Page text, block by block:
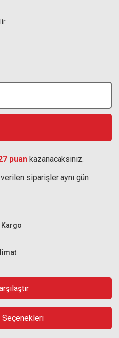
puan kazanacaksınız.
siparişler aynı gün
Kargo
Seçenekleri